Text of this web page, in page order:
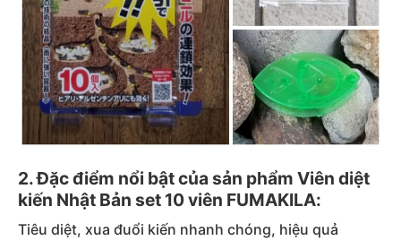
2. Đặc điểm nổi bật của sản phẩm Viên diệt
kiến Nhật Bản set 10 viên FUMAKILA:
Tiêu diệt, xua đuổi kiến nhanh chóng, hiệu quả